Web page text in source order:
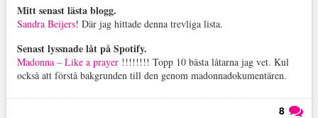
Mitt senast lästa blogg.
Sandra Beijers! Där jag hittade denna trevliga lista.
Senast lyssnade låt på Spotify.
Madonna – Like a prayer!!!!!!!! Topp 10 bästa låtarna jag vet. Kul
också att förstå bakgrunden till den genom madonnadokumentären.
8